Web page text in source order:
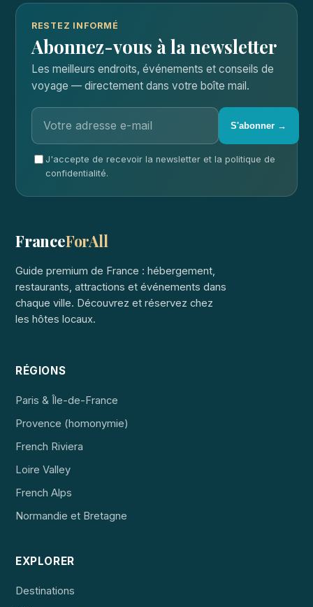
RESTEZ INFORMÉ
Abonnez-vous à la newsletter
Les meilleurs endroits, événements et conseils de
voyage — directement dans votre boîte mail.
S'abonner →
J'accepte de recevoir la newsletter et la politique de
confidentialité.
FranceForAll
Guide premium de France : hébergement,
restaurants, attractions et événements dans
chaque ville. Découvrez et réservez chez
les hôtes locaux.
RÉGIONS
Paris & Île-de-France
Provence (homonymie)
French Riviera
Loire Valley
French Alps
Normandie et Bretagne
EXPLORER
Destinations